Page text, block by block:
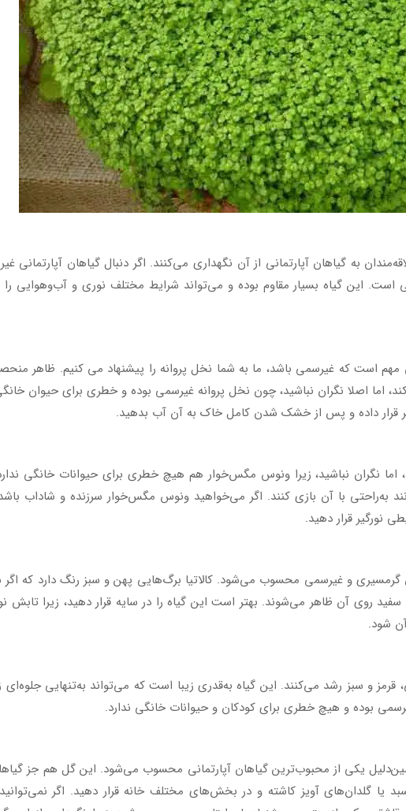
به گیاهان آپارتمانی از آن نگهداری می‌کنند. اگر دنبال گیاهان آپارتمانی
است. این گیاه بسیار مقاوم بوده و می‌تواند شرایط مختلف نوری و آب‌وهوایی
مهم است که غیرسمی باشد، ما به شما نخل پروانه را پیشنهاد می کنیم. ظاهر
اما اصلا نگران نباشید، چون نخل پروانه غیرسمی بوده و خطری برای حیوان
قرار داده و پس از خشک شدن کامل خاک به آن آب بدهید.
نگران نباشید، زیرا ونوس مگس‌خوار هم هیچ خطری برای حیوانات خانگی
به‌راحتی با آن بازی کنند. اگر می‌خواهید ونوس مگس‌خوار سرزنده و شاداب
نورگیر قرار دهید.
گرمسیری و غیرسمی محسوب می‌شود. کالاتیا برگ‌هایی پهن و سبز رنگ دارد که اگر
روی آن ظاهر می‌شوند. بهتر است این گیاه را در سایه قرار دهید، زیرا تابش
شود.
و سبز رشد می‌کنند. این گیاه به‌قدری زیبا است که می‌تواند به‌تنهایی جلوه‌ای
بوده و هیچ خطری برای کودکان و حیوانات خانگی ندارد.
یکی از محبوب‌ترین گیاهان آپارتمانی محسوب می‌شود. این گل هم جز
یا گلدان‌های آویز کاشته و در بخش‌های مختلف خانه قرار دهید. اگر